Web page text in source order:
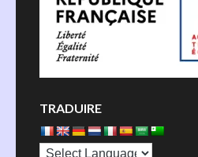
TRADUIRE